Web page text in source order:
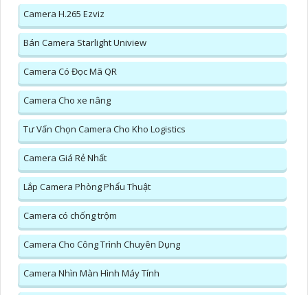
Camera H.265 Ezviz
Bán Camera Starlight Uniview
Camera Có Đọc Mã QR
Camera Cho xe nâng
Tư Vấn Chọn Camera Cho Kho Logistics
Camera Giá Rẻ Nhất
Lắp Camera Phòng Phẩu Thuật
Camera có chống trộm
Camera Cho Công Trình Chuyên Dụng
Camera Nhìn Màn Hình Máy Tính